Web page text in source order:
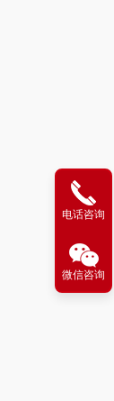
电话咨询
微信咨询